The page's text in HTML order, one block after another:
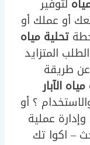
لتوفير
أو عملك أو
تحلية مياه
المتزايد
طريقة
الآبار
؟ أو
عملية
– اكوا تك